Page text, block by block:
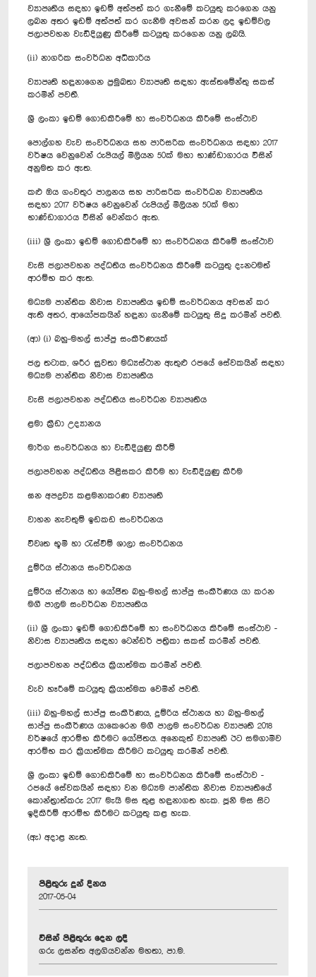
ව්‍යාපෘතිය සඳහා ඉඩම් අත්පත් කර ගැනීමේ කටයුතු කරගෙන යනු
ලබන අතර ඉඩම් අත්පත් කර ගැනීම අවසන් කරන ලද ඉඩම්වල
ජලාපවහන වැඩිදියුණු කිරීමේ කටයුතු කරගෙන යනු ලබයි.
(ii) නාගරික සංවර්ධන අධිකාරිය
ව්‍යාපෘති හඳුනාගෙන ප්‍රමුඛතා ව්‍යාපෘති සඳහා ඇස්තමේන්තු සකස්
කරමින් පවතී.
ශ්‍රී ලංකා ඉඩම් ගොඩකිරීමේ හා සංවර්ධනය කිරීමේ සංස්ථාව
පොල්ගහ වැව සංවර්ධනය සහ පාරිසරික සංවර්ධනය සඳහා 2017
වර්ෂය වෙනුවෙන් රුපියල් මිලියන 50ක් මහා භාණ්ඩාගාරය විසින්
අනුමත කර ඇත.
කළු ඔය ගංවතුර පාලනය සහ පාරිසරික සංවර්ධන ව්‍යාපෘතිය
සඳහා 2017 වර්ෂය වෙනුවෙන් රුපියල් මිලියන 50ක් මහා
භාණ්ඩාගාරය විසින් වෙන්කර ඇත.
(iii) ශ්‍රී ලංකා ඉඩම් ගොඩකිරීමේ හා සංවර්ධනය කිරීමේ සංස්ථාව
වැසි ජලාපවහන පද්ධතිය සංවර්ධනය කිරීමේ කටයුතු දැනටමත්
ආරම්භ කර ඇත.
මධ්‍යම පාන්තික නිවාස ව්‍යාපෘතිය ඉඩම් සංවර්ධනය අවසන් කර
ඇති අතර, ආයෝජකයින් හඳුනා ගැනීමේ කටයුතු සිදු කරමින් පවතී.
(ආ) (i) බහු-මහල් සාප්පු සංකීර්ණයක්
ජල තටාක, ශරීර සුවතා මධ්‍යස්ථාන ඇතුළු රජයේ සේවකයින් සඳහා
මධ්‍යම පාන්තික නිවාස ව්‍යාපෘතිය
වැසි ජලාපවහන පද්ධතිය සංවර්ධන ව්‍යාපෘතිය
ළමා ක්‍රීඩා උද්‍යානය
මාර්ග සංවර්ධනය හා වැඩිදියුණු කිරීම්
ජලාපවහන පද්ධතිය පිළිසකර කිරීම හා වැඩිදියුණු කිරීම
ඝන අපද්‍රව්‍ය කළමනාකරණ ව්‍යාපෘති
වාහන නැවතුම් ඉඩකඩ සංවර්ධනය
විවෘත භූමි හා රැස්වීම් ශාලා සංවර්ධනය
දුම්රිය ස්ථානය සංවර්ධනය
දුම්රිය ස්ථානය හා යෝජිත බහු-මහල් සාප්පු සංකීර්ණය යා කරන
මගී පාලම සංවර්ධන ව්‍යාපෘතිය
(ii) ශ්‍රී ලංකා ඉඩම් ගොඩකිරීමේ හා සංවර්ධනය කිරීමේ සංස්ථාව -
නිවාස ව්‍යාපෘතිය සඳහා ටෙන්ඩර් පත්‍රිකා සකස් කරමින් පවතී.
ජලාපවහන පද්ධතිය ක්‍රියාත්මක කරමින් පවතී.
වැව හෑරීමේ කටයුතු ක්‍රියාත්මක වෙමින් පවතී.
(iii) බහු-මහල් සාප්පු සංකීර්ණය, දුම්රිය ස්ථානය හා බහු-මහල්
සාප්පු සංකීර්ණය යාකෙරෙන මගී පාලම සංවර්ධන ව්‍යාපෘති 2018
වර්ෂයේ ආරම්භ කිරීමට යෝජිතය. අනෙකුත් ව්‍යාපෘති ඊට සමගාමීව
ආරම්භ කර ක්‍රියාත්මක කිරීමට කටයුතු කරමින් පවතී.
ශ්‍රී ලංකා ඉඩම් ගොඩකිරීමේ හා සංවර්ධනය කිරීමේ සංස්ථාව -
රජයේ සේවකයින් සඳහා වන මධ්‍යම පාන්තික නිවාස ව්‍යාපෘතියේ
කොන්ත්‍රාත්කරු 2017 මැයි මස තුළ හඳුනාගත හැක. ජූනි මස සිට
ඉදිකිරීම් ආරම්භ කිරීමට කටයුතු කළ හැක.
(ඇ) අදාළ නැත.
පිළිතුරු දුන් දිනය
2017-05-04
විසින් පිළිතුරු දෙන ලදී
ගරු ලසන්ත අලගියවන්න මහතා, පා.ම.